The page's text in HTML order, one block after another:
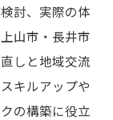
討、実際の体
山市・長井市
しと地域交流
キルアップや
の構築に役立